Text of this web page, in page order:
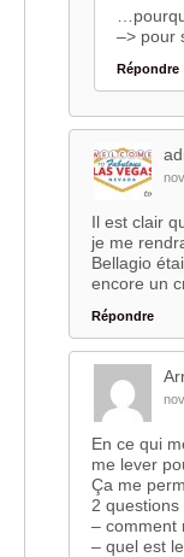
–> pour
Répondre
Il est clair
je me
Bellagio
encore un
Répondre
En ce qui
me lever
Ça me
2
– comment
– quel est